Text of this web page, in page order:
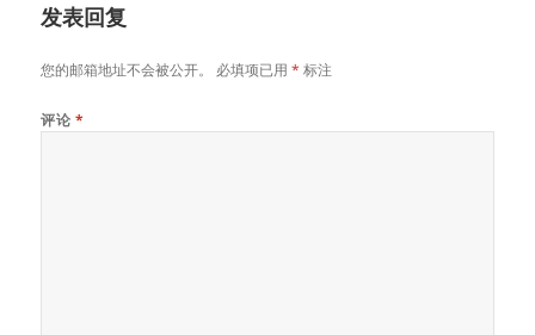
发表回复
您的邮箱地址不会被公开。 必填项已用* 标注
评论 *